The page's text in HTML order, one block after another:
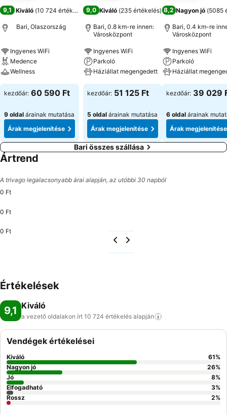
9,1 Kiváló (10 724 értékelés )
Bari, Olaszország
Ingyenes WiFi
Medence
Wellness
kezdőár: 60 590 Ft
9 oldal árainak mutatása
Árak megjelenítése
9,0 Kiváló (235 értékelés)
Bari, 0.8 km-re innen:
Városközpont
Ingyenes WiFi
Parkoló
Háziállat megengedett
kezdőár: 51 125 Ft
5 oldal árainak mutatása
Árak megjelenítése
8,2 Nagyon jó (5085
Bari, 0.4 km-re
Városközpont
Ingyenes WiFi
Parkoló
Háziállat
kezdőár: 39 029
6 oldal árainak
Árak megjelenítése
Bari összes szállása
Ártrend
A trivago legalacsonyabb árai alapján, az utóbbi 30 napból
0 Ft
0 Ft
0 Ft
Értékelések
9,1 Kiváló
a vezető oldalakon írt 10 724 értékelés alapján
Vendégek értékelései
Kiváló 61%
Nagyon jó
26%
Jó
8%
Elfogadható
3%
Rossz
2%